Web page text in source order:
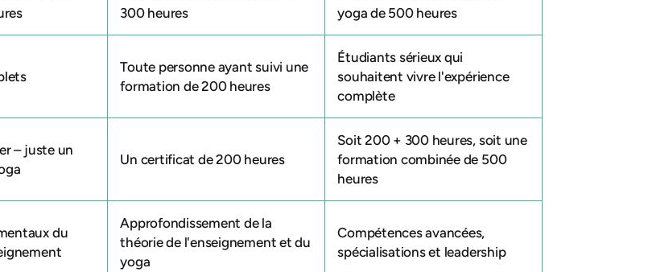
300 heures
yoga de 500 heures
Toute personne ayant suivi une
formation de 200 heures
Étudiants sérieux qui
souhaitent vivre l'expérience
complète
– juste un
Un certificat de 200 heures
Soit 200 + 300 heures, soit une
formation combinée de 500
heures
du
Approfondissement de la
théorie de l'enseignement et du
yoga
Compétences avancées,
spécialisations et leadership